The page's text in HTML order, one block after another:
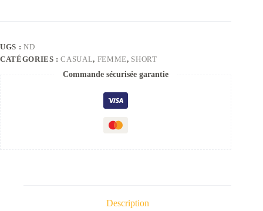
UGS : ND
CATÉGORIES :CASUAL, FEMME, SHORT
Commande sécurisée garantie
Description